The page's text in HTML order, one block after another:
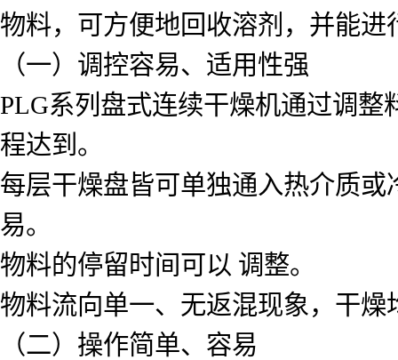
物料，可方便地回收溶剂，并能进
（一）调控容易、适用性强
PLG系列盘式连续干燥机通过调
程达到。
每层干燥盘皆可单独通入热介质
易。
物料的停留时间可以 调整。
物料流向单一、无返混现象，干
（二）操作简单、容易